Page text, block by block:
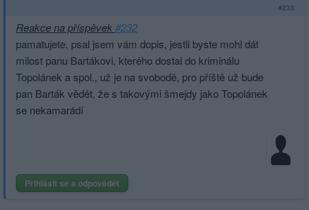
#233
Reakce na příspěvek#232
pamatujete, psal jsem vám dopis, jestli byste mohl dát
milost panu Bartákovi, kterého dostal do kriminálu
Topolánek a spol., už je na svobodě, pro příště už bude
pan Barták vědět, že s takovými šmejdy jako Topolánek
se nekamarádí
Přihlásit se a odpovědět